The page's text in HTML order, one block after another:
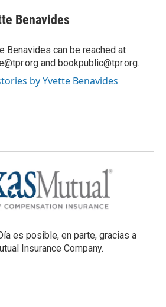
Benavides
Benavides can be reached at
and bookpublic@tpr.org.
by Yvette Benavides
es posible, en parte, gracias a
Insurance Company.